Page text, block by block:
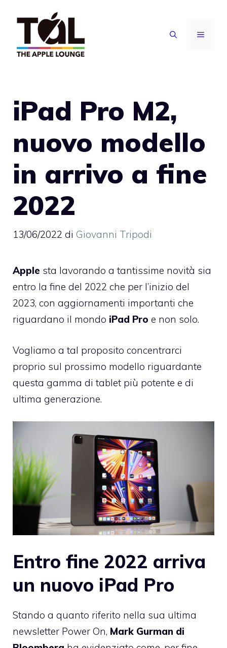
contenuto
MENU
iPad Pro M2,
nuovo modello
in arrivo a fine
2022
13/06/2022 di Giovanni Tripodi
Apple sta lavorando a tantissime novità sia
entro la fine del 2022 che per l’inizio del
2023, con aggiornamenti importanti che
riguardano il mondo iPad Pro e non solo.
Vogliamo a tal proposito concentrarci
proprio sul prossimo modello riguardante
questa gamma di tablet più potente e di
ultima generazione.
Entro fine 2022 arriva
un nuovo iPad Pro
Stando a quanto riferito nella sua ultima
newsletter Power On, Mark Gurman di